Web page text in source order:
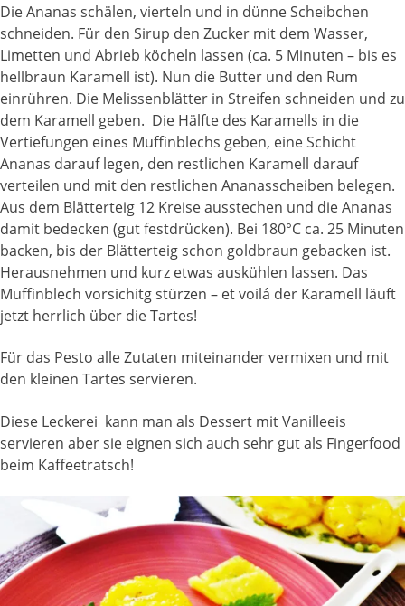
Die Ananas schälen, vierteln und in dünne Scheibchen
schneiden. Für den Sirup den Zucker mit dem Wasser,
Limetten und Abrieb köcheln lassen (ca. 5 Minuten – bis es
hellbraun Karamell ist). Nun die Butter und den Rum
einrühren. Die Melissenblätter in Streifen schneiden und zu
dem Karamell geben. Die Hälfte des Karamells in die
Vertiefungen eines Muffinblechs geben, eine Schicht
Ananas darauf legen, den restlichen Karamell darauf
verteilen und mit den restlichen Ananasscheiben belegen.
Aus dem Blätterteig 12 Kreise ausstechen und die Ananas
damit bedecken (gut festdrücken). Bei 180°C ca. 25 Minuten
backen, bis der Blätterteig schon goldbraun gebacken ist.
Herausnehmen und kurz etwas auskühlen lassen. Das
Muffinblech vorsichitg stürzen – et voilá der Karamell läuft
jetzt herrlich über die Tartes!
Für das Pesto alle Zutaten miteinander vermixen und mit
den kleinen Tartes servieren.
Diese Leckerei kann man als Dessert mit Vanilleeis
servieren aber sie eignen sich auch sehr gut als Fingerfood
beim Kaffeetratsch!